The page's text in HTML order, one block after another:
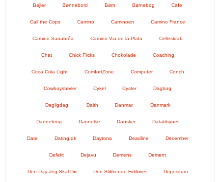
Bøjler Bønnebord Børn Børnebog Cafe
Call the Cops Camino Caminoen Camino France
Camino Sanabréa Camino Via de la Plata Celleskrab
Chat Chick Flicks Chokolade Coaching
Coca Cola Light ComfortZone Computer Conch
Cowboystøvler Cykel Cyster Dagbog
Dagligdag. Daith Danmar. Danmark
Dannebrog Dannelse Dansker Datatilsynet
Date Dating.dk Daytona Deadline December
Defekt Dejavu Demens Dement
Den Dag Jeg Skal Dø Den Stikkende Firkløver Depositum